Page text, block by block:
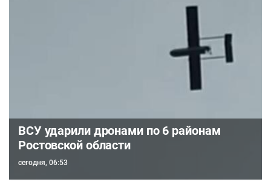
ВСУ ударили дронами по 6 районам
Ростовской области
сегодня, 06:53